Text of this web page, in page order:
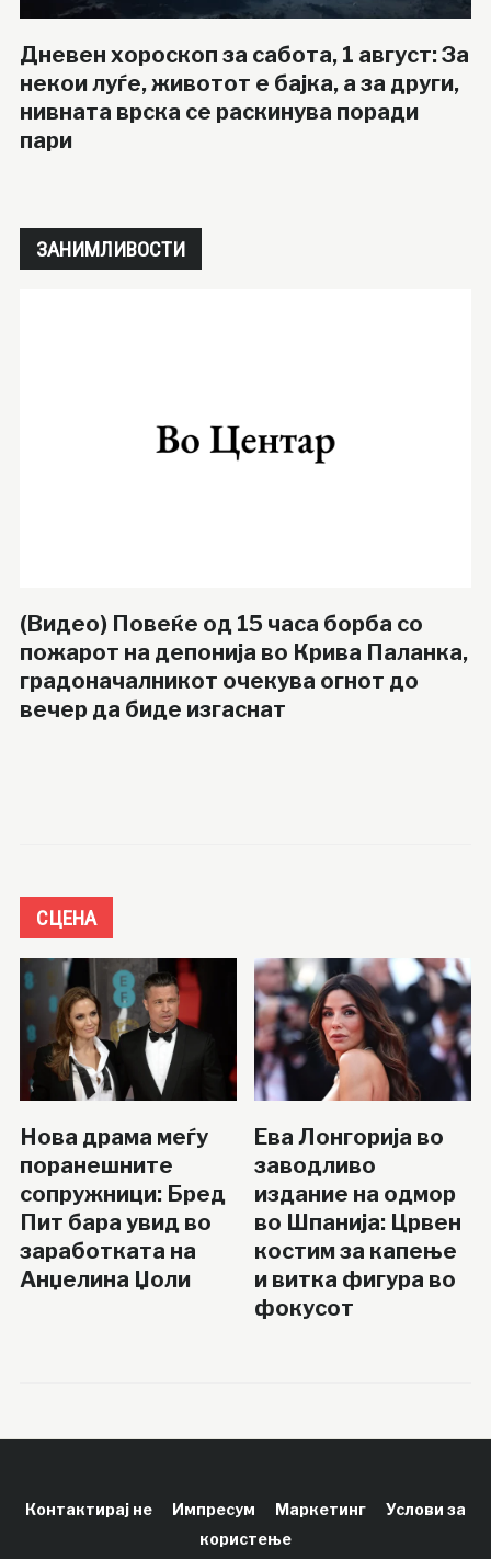
Дневен хороскоп за сабота, 1 август: За
некои луѓе, животот е бајка, а за други,
нивната врска се раскинува поради
пари
ЗАНИМЛИВОСТИ
(Видео) Повеќе од 15 часа борба со
пожарот на депонија во Крива Паланка,
градоначалникот очекува огнот до
вечер да биде изгаснат
СЦЕНА
Нова драма меѓу
поранешните
сопружници: Бред
Пит бара увид во
заработката на
Анџелина Џоли
Ева Лонгорија во
заводливо
издание на одмор
во Шпанија: Црвен
костим за капење
и витка фигура во
фокусот
Контактирај не Импресум Маркетинг
Услови за
користење